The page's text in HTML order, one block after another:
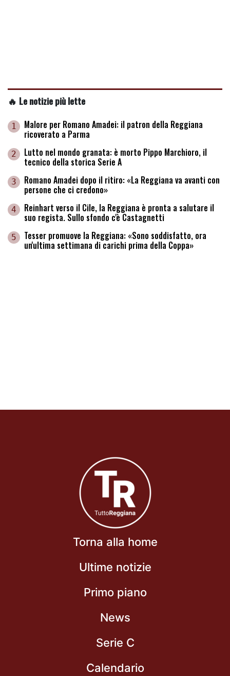
🔥 Le notizie più lette
1 Malore per Romano Amadei: il patron della Reggiana
ricoverato a Parma
2 Lutto nel mondo granata: è morto Pippo Marchioro, il
tecnico della storica Serie A
3 Romano Amadei dopo il ritiro: «La Reggiana va avanti con
persone che ci credono»
4 Reinhart verso il Cile, la Reggiana è pronta a salutare il
suo regista. Sullo sfondo c'è Castagnetti
5 Tesser promuove la Reggiana: «Sono soddisfatto, ora
un'ultima settimana di carichi prima della Coppa»
Torna alla home
Ultime notizie
Primo piano
News
Serie C
Calendario